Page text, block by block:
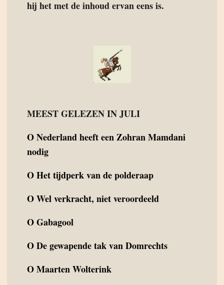
hij het met de inhoud ervan eens is.
MEEST GELEZEN IN JULI
ONederland heeft een Zohran Mamdani
nodig
OHet tijdperk van de polderaap
OWel verkracht, niet veroordeeld
OGabagool
ODe gewapende tak van Domrechts
OMaarten Wolterink